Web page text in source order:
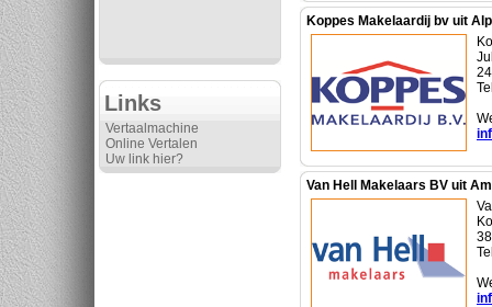
Links
Vertaalmachine
Online Vertalen
Uw link hier?
Koppes Makelaardij bv uit
Van Hell Makelaars BV uit